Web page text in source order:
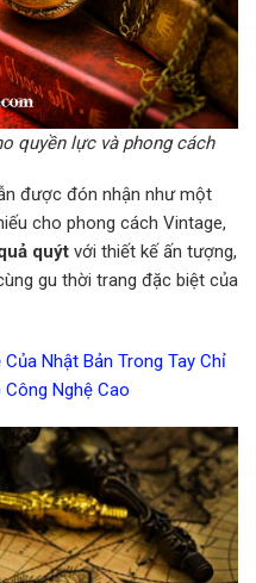
quyền lực và phong cách
được đón nhận như một
cho phong cách Vintage,
quýt với thiết kế ấn tượng,
gu thời trang đặc biệt của
Nhật Bản Trong Tay Chỉ
Công Nghệ Cao